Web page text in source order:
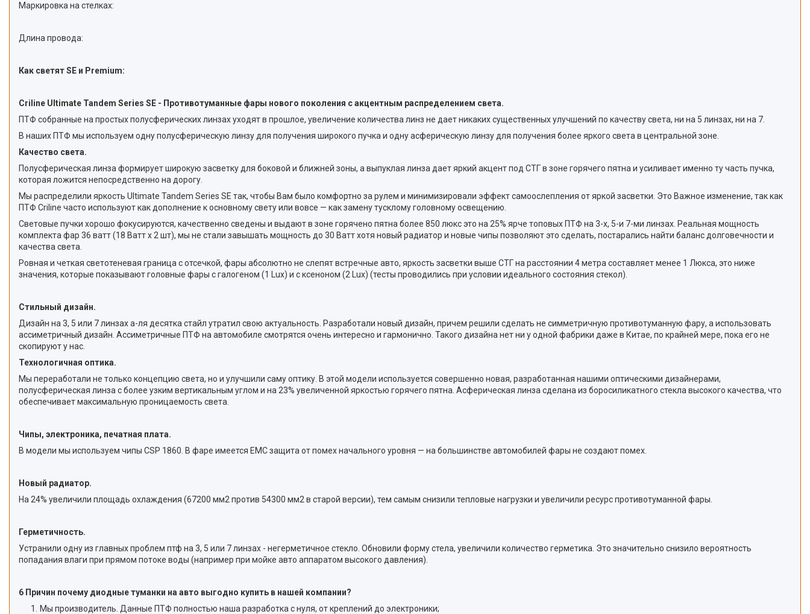
Маркировка на стелках:
Длина провода:
Как светят SE и Premium:
Criline Ultimate Tandem Series SE - Противотуманные фары нового поколения c акцентным распределением света.
ПТФ собранные на простых полусферических линзах уходят в прошлое, увеличение количества линз не дает никаких существенных улучшений по качеству света, ни на 5 линзах, ни на 7.
В наших ПТФ мы используем одну полусферическую линзу для получения широкого пучка и одну асферическую линзу для получения более яркого света в центральной зоне.
Качество света.
Полусферическая линза формирует широкую засветку для боковой и ближней зоны, а выпуклая линза дает яркий акцент под СТГ в зоне горячего пятна и усиливает именно ту часть пучка,
которая ложится непосредственно на дорогу.
Мы распределили яркость Ultimate Tandem Series SE так, чтобы Вам было комфортно за рулем и минимизировали эффект самоослепления от яркой засветки. Это Важное изменение, так как
ПТФ Criline часто используют как дополнение к основному свету или вовсе — как замену тусклому головному освещению.
Световые пучки хорошо фокусируются, качественно сведены и выдают в зоне горячено пятна более 850 люкс это на 25% ярче топовых ПТФ на 3-х, 5-и 7-ми линзах. Реальная мощность
комплекта фар 36 ватт (18 Ватт x 2 шт), мы не стали завышать мощность до 30 Ватт хотя новый радиатор и новые чипы позволяют это сделать, постарались найти баланс долговечности и
качества света.
Ровная и четкая светотеневая граница с отсечкой, фары абсолютно не слепят встречные авто, яркость засветки выше СТГ на расстоянии 4 метра составляет менее 1 Люкса, это ниже
значения, которые показывают головные фары с галогеном (1 Lux) и с ксеноном (2 Lux) (тесты проводились при условии идеального состояния стекол).
Стильный дизайн.
Дизайн на 3, 5 или 7 линзах а-ля десятка стайл утратил свою актуальность. Разработали новый дизайн, причем решили сделать не симметричную противотуманную фару, а использовать
ассиметричный дизайн. Ассиметричные ПТФ на автомобиле смотрятся очень интересно и гармонично. Такого дизайна нет ни у одной фабрики даже в Китае, по крайней мере, пока его не
скопируют у нас.
Технологичная оптика.
Мы переработали не только концепцию света, но и улучшили саму оптику. В этой модели используется совершенно новая, разработанная нашими оптическими дизайнерами,
полусферическая линза с более узким вертикальным углом и на 23% увеличенной яркостью горячего пятна. Асферическая линза сделана из боросиликатного стекла высокого качества, что
обеспечивает максимальную проницаемость света.
Чипы, электроника, печатная плата.
В модели мы используем чипы CSP 1860. В фаре имеется EMC защита от помех начального уровня — на большинстве автомобилей фары не создают помех.
Новый радиатор.
На 24% увеличили площадь охлаждения (67200 мм2 против 54300 мм2 в старой версии), тем самым снизили тепловые нагрузки и увеличили ресурс противотуманной фары.
Герметичность.
Устранили одну из главных проблем птф на 3, 5 или 7 линзах - негерметичное стекло. Обновили форму стела, увеличили количество герметика. Это значительно снизило вероятность
попадания влаги при прямом потоке воды (например при мойке авто аппаратом высокого давления).
6 Причин почему диодные туманки на авто выгодно купить в нашей компании?
Мы производитель. Данные ПТФ полностью наша разработка с нуля, от креплений до электроники;